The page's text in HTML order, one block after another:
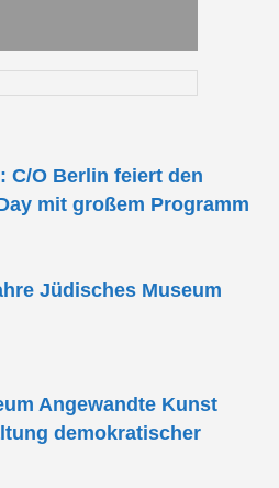
C/O Berlin feiert den
mit großem Programm
Jüdisches Museum
Angewandte Kunst
demokratischer